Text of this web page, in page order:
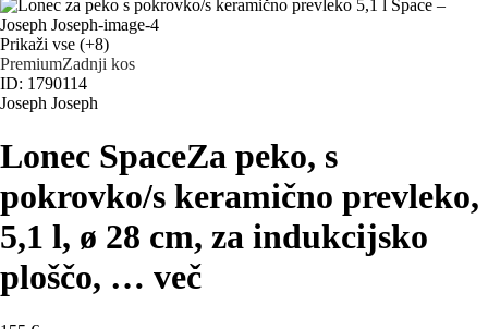
Prikaži vse (+8)
PremiumZadnji kos
ID: 1790114
Joseph Joseph
Lonec SpaceZa peko, s
pokrovko/s keramično prevleko,
5,1 l, ø 28 cm, za indukcijsko
ploščo, … več